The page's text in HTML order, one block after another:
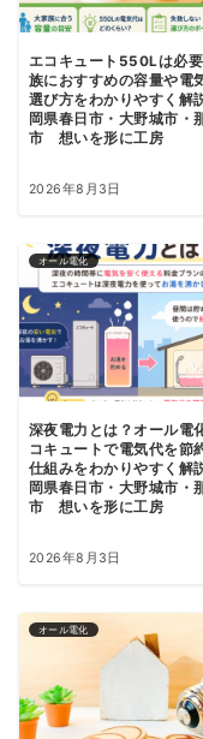
エコキュート550Lは必
族におすすめの容量や電
選び方をわかりやすく解
岡県春日市・大野城市・
市 想いを形に工房
2026年8月3日
オール電化
深夜電力とは？オール電
コキュートで電気代を節
仕組みをわかりやすく解
岡県春日市・大野城市・
市 想いを形に工房
2026年8月3日
オール電化